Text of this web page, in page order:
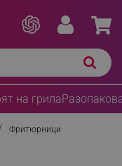
на грила
Фритюрници